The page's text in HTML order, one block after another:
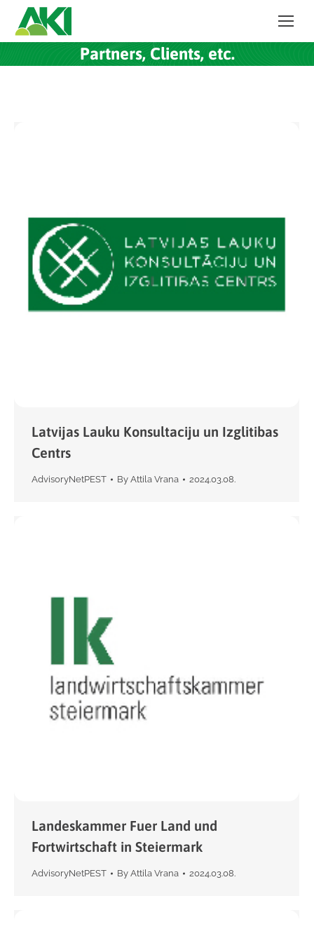
Partners, Clients, etc.
Latvijas Lauku Konsultaciju un Izglitibas
Centrs
AdvisoryNetPEST By Attila Vrana 2024.03.08.
Landeskammer Fuer Land und
Fortwirtschaft in Steiermark
AdvisoryNetPEST By Attila Vrana 2024.03.08.